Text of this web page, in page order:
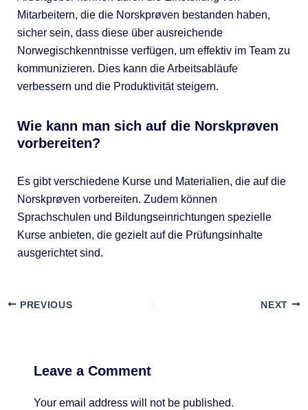
Mitarbeitern, die die Norskprøven bestanden haben,
sicher sein, dass diese über ausreichende
Norwegischkenntnisse verfügen, um effektiv im Team zu
kommunizieren. Dies kann die Arbeitsabläufe
verbessern und die Produktivität steigern.
Wie kann man sich auf die Norskprøven
vorbereiten?
Es gibt verschiedene Kurse und Materialien, die auf die
Norskprøven vorbereiten. Zudem können
Sprachschulen und Bildungseinrichtungen spezielle
Kurse anbieten, die gezielt auf die Prüfungsinhalte
ausgerichtet sind.
PREVIOUS NEXT
Leave a Comment
Your email address will not be published.